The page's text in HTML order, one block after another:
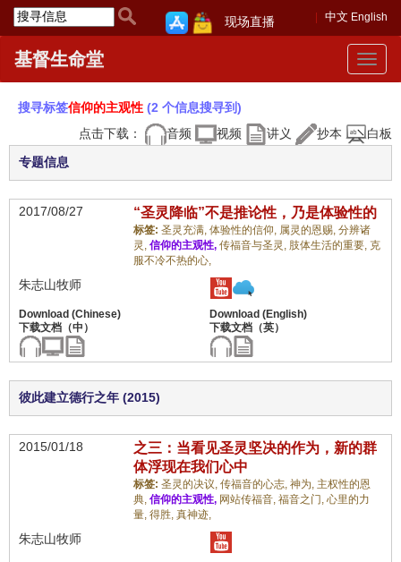
中文 English
现场直播
Toggle
基督生命堂
搜寻标签信仰的主观性 (2 个信息搜寻到)
点击下载：
音频 视频 讲义 抄本 白板
专题信息
2017/08/27 “圣灵降临”不是推论性，乃是体验性的
标签: 圣灵充满, 体验性的信仰, 属灵的恩赐, 分辨诸
灵, 信仰的主观性, 传福音与圣灵, 肢体生活的重要, 克
服不冷不热的心,
朱志山牧师
彼此建立德行之年 (2015)
2015/01/18
之三：当看见圣灵坚决的作为，新的群
体浮现在我们心中
标签: 圣灵的决议, 传福音的心志, 神为, 主权性的恩
典, 信仰的主观性, 网站传福音, 福音之门, 心里的力
量, 得胜, 真神迹,
朱志山牧师